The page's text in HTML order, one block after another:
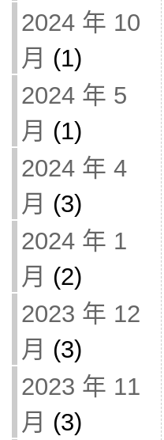
2024 年 10
月 (1)
2024 年 5
月 (1)
2024 年 4
月 (3)
2024 年 1
月 (2)
2023 年 12
月 (3)
2023 年 11
月 (3)